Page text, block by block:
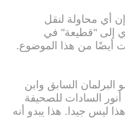
أي محاولة لنقل
إلى "قطيعة" في
أيضًا من هذا الموضوع.
السابق وابن
السادات للصحيفة
ليس جيدا. هذا يبدو أنه